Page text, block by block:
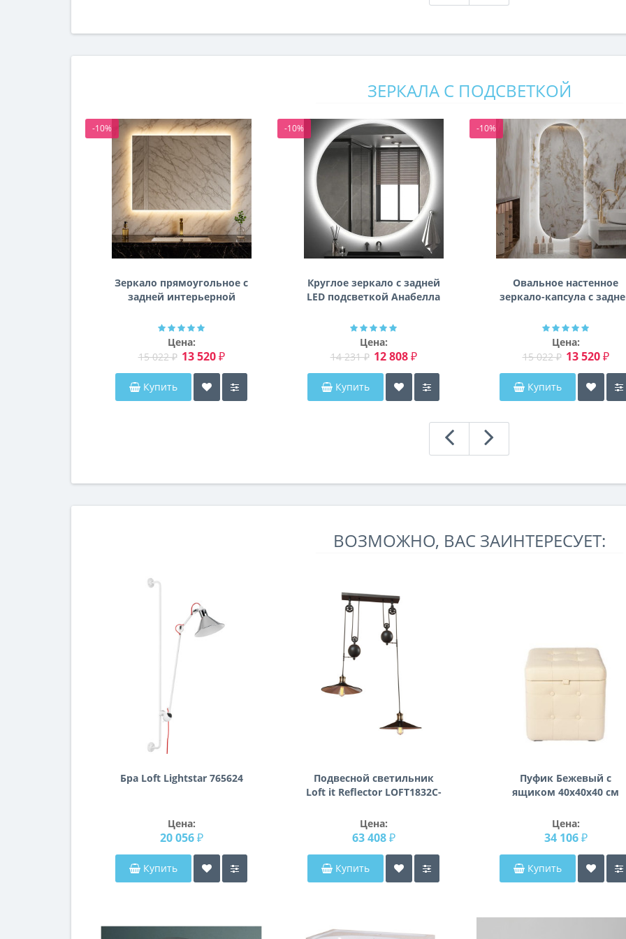
ЗЕРКАЛА С ПОДСВЕТКОЙ
-10%
Зеркало прямоугольное с
задней интерьерной
Далтон
Цена:
15 022 ₽ 13 520 ₽
Купить
-10%
Круглое зеркало с задней
LED подсветкой Анабелла
Цена:
14 231 ₽ 12 808 ₽
Купить
-10%
Овальное настенное
зеркало-капсула с
Мэриэнн
Цена:
15 022 ₽ 13 520 ₽
Купить
ВОЗМОЖНО, ВАС ЗАИНТЕРЕСУЕТ:
Бра Loft Lightstar 765624
Цена:
20 056 ₽
Купить
Подвесной светильник
Loft it Reflector LOFT1832C-
Цена:
63 408 ₽
Купить
Пуфик Бежевый с
ящиком 40х40х40 см
Цена:
34 106 ₽
Купить